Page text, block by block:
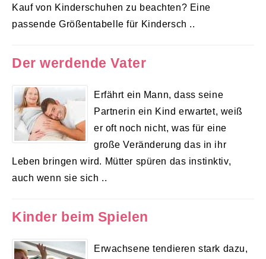
Kauf von Kinderschuhen zu beachten? Eine
passende Größentabelle für Kindersch ..
Der werdende Vater
Erfährt ein Mann, dass seine
Partnerin ein Kind erwartet, weiß
er oft noch nicht, was für eine
große Veränderung das in ihr
Leben bringen wird. Mütter spüren das instinktiv,
auch wenn sie sich ..
Kinder beim Spielen
Erwachsene tendieren stark dazu,